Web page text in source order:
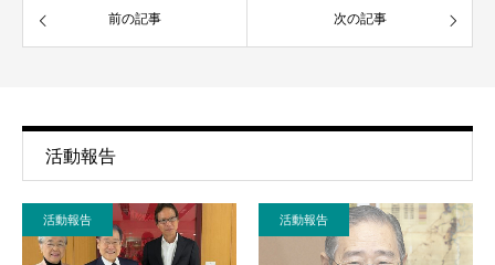
前の記事 次の記事
活動報告
活動報告 活動報告